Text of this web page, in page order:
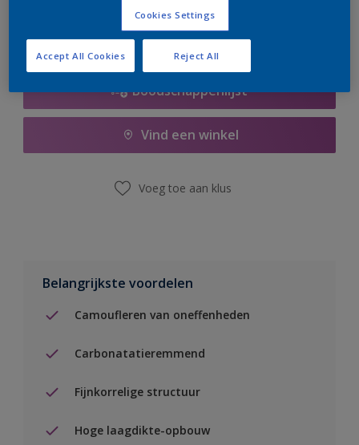
Boodschappenlijst
Vind een winkel
Voeg toe aan klus
Belangrijkste voordelen
Camoufleren van oneffenheden
Carbonatatieremmend
Fijnkorrelige structuur
Hoge laagdikte-opbouw
Cookies Settings
Reject All
Accept All Cookies